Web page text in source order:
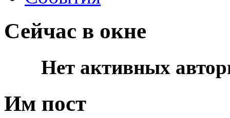
Сейчас в окне
Нет активных
Им пост